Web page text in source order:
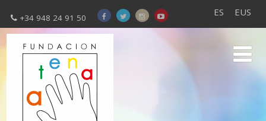
ES EUS
+34 948 24 91 50